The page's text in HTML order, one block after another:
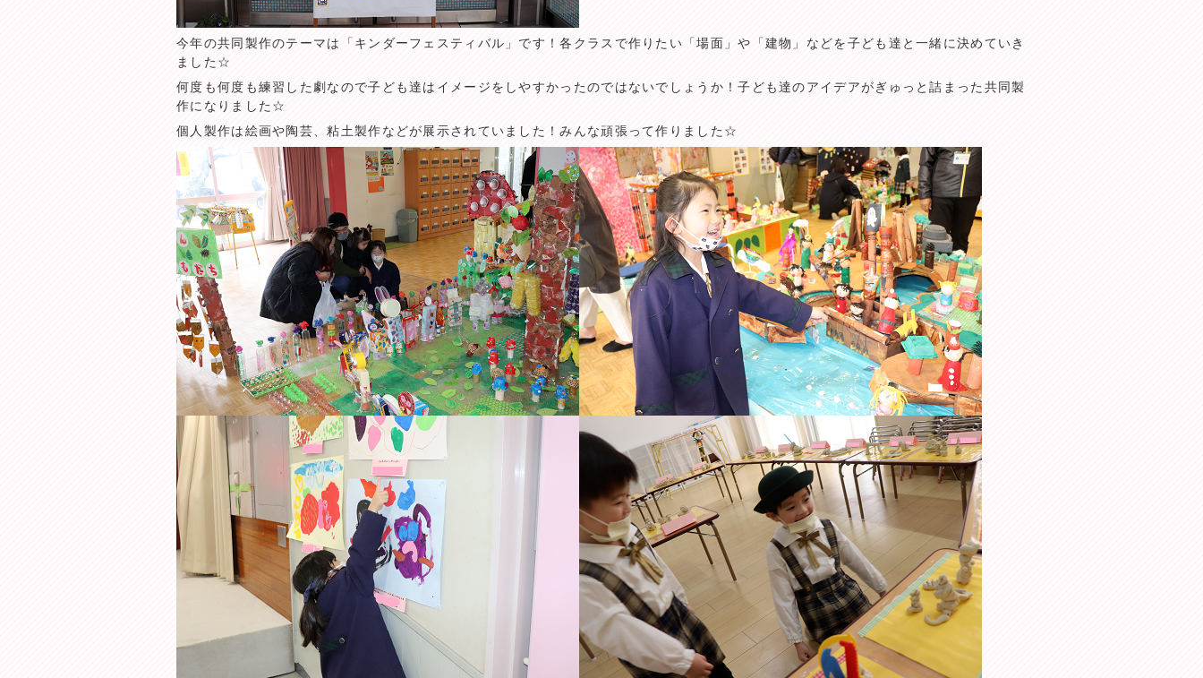
今年の共同製作のテーマは「キンダーフェスティバル」です！各クラスで作りたい「場面」や「建物」などを子ども達と一緒に決めていき
ました☆
何度も何度も練習した劇なので子ども達はイメージをしやすかったのではないでしょうか！子ども達のアイデアがぎゅっと詰まった共同製
作になりました☆
個人製作は絵画や陶芸、粘土製作などが展示されていました！みんな頑張って作りました☆